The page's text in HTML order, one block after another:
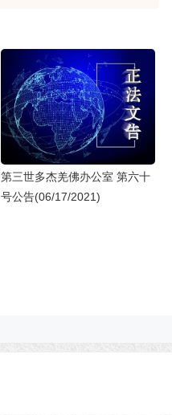
第三世多杰羌佛办公室 第六十
号公告(06/17/2021)